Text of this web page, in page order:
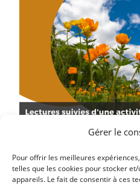
Gérer le
Pour offrir les meilleures
telles que les cookies pour stocker
appareils. Le fait de consentir à ces